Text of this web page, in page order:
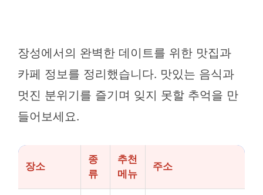
장성에서의 완벽한 데이트를 위한 맛집과
카페 정보를 정리했습니다. 맛있는 음식과
멋진 분위기를 즐기며 잊지 못할 추억을 만
들어보세요.
장소
종
류
추천
메뉴
주소